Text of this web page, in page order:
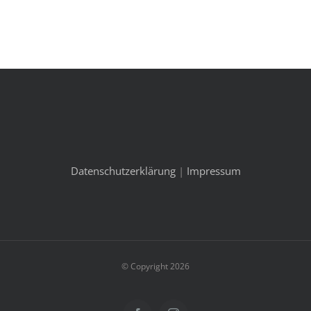
Datenschutzerklärung| Impressum
© Copyright 2026